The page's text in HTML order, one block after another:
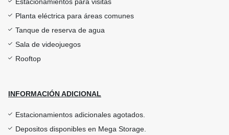
Planta eléctrica para áreas comunes
Tanque de reserva de agua
Sala de videojuegos
Rooftop
INFORMACIÓN ADICIONAL
Estacionamientos adicionales agotados.
Depositos disponibles en Mega Storage.